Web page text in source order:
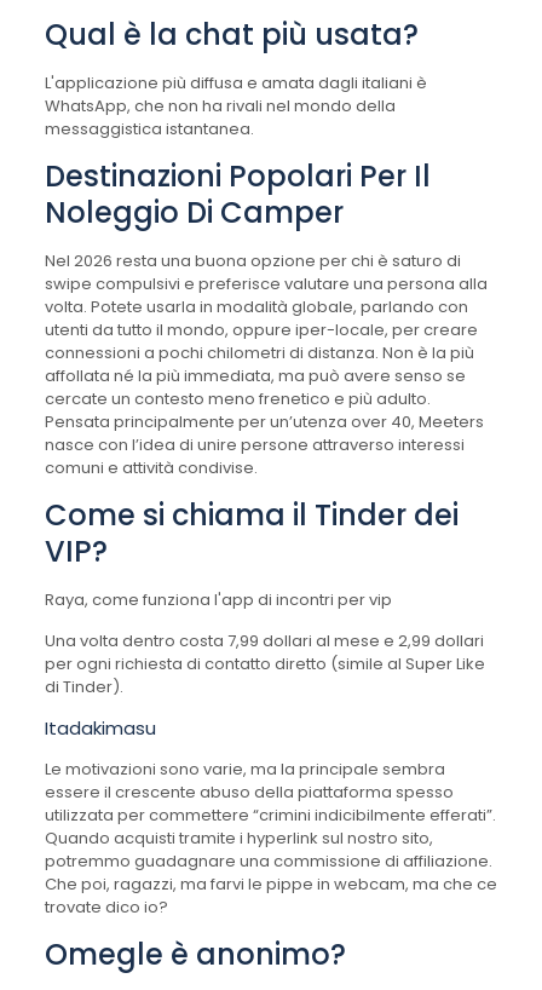
Qual è la chat più usata?
L'applicazione più diffusa e amata dagli italiani è
WhatsApp, che non ha rivali nel mondo della
messaggistica istantanea.
Destinazioni Popolari Per Il
Noleggio Di Camper
Nel 2026 resta una buona opzione per chi è saturo di
swipe compulsivi e preferisce valutare una persona alla
volta. Potete usarla in modalità globale, parlando con
utenti da tutto il mondo, oppure iper-locale, per creare
connessioni a pochi chilometri di distanza. Non è la più
affollata né la più immediata, ma può avere senso se
cercate un contesto meno frenetico e più adulto.
Pensata principalmente per un’utenza over 40, Meeters
nasce con l’idea di unire persone attraverso interessi
comuni e attività condivise.
Come si chiama il Tinder dei
VIP?
Raya, come funziona l'app di incontri per vip
Una volta dentro costa 7,99 dollari al mese e 2,99 dollari
per ogni richiesta di contatto diretto (simile al Super Like
di Tinder).
Itadakimasu
Le motivazioni sono varie, ma la principale sembra
essere il crescente abuso della piattaforma spesso
utilizzata per commettere “crimini indicibilmente efferati”.
Quando acquisti tramite i hyperlink sul nostro sito,
potremmo guadagnare una commissione di affiliazione.
Che poi, ragazzi, ma farvi le pippe in webcam, ma che ce
trovate dico io?
Omegle è anonimo?